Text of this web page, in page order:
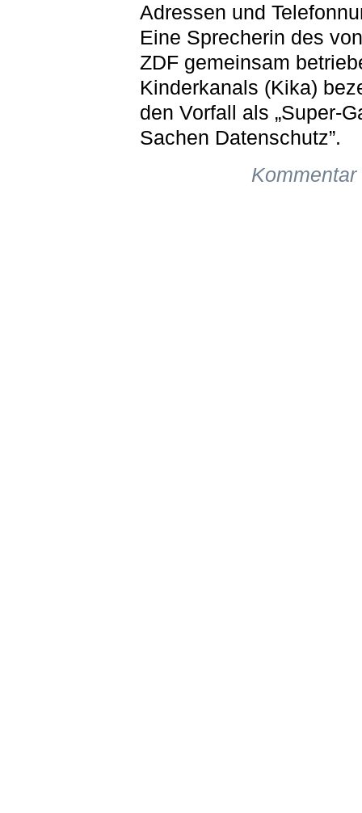
Adressen und
Eine Sprecherin des
ZDF gemeinsam
Kinderkanals (Kika)
den Vorfall als „Super-
Sachen Datenschutz”.